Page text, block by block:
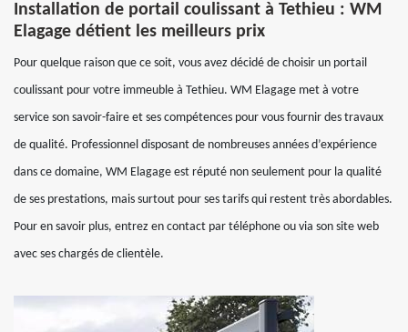
Installation de portail coulissant à Tethieu : WM
Elagage détient les meilleurs prix
Pour quelque raison que ce soit, vous avez décidé de choisir un portail
coulissant pour votre immeuble à Tethieu. WM Elagage met à votre
service son savoir-faire et ses compétences pour vous fournir des travaux
de qualité. Professionnel disposant de nombreuses années d’expérience
dans ce domaine, WM Elagage est réputé non seulement pour la qualité
de ses prestations, mais surtout pour ses tarifs qui restent très abordables.
Pour en savoir plus, entrez en contact par téléphone ou via son site web
avec ses chargés de clientèle.